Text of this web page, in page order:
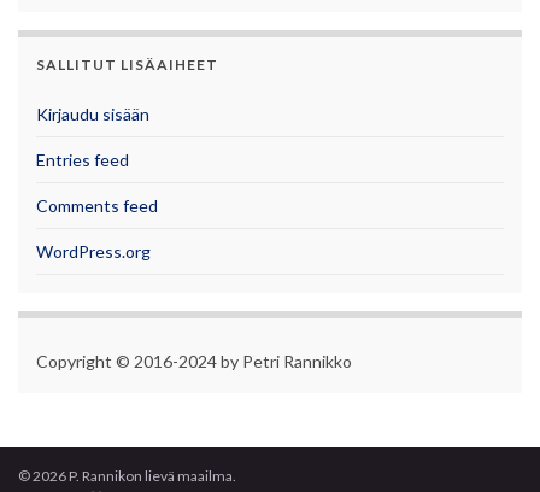
SALLITUT LISÄAIHEET
Kirjaudu sisään
Entries feed
Comments feed
WordPress.org
Copyright © 2016-2024 by Petri Rannikko
© 2026 P. Rannikon lievä maailma.